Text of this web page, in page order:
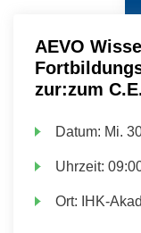
AEVO
zur:zum
Datum: Mi.
Uhrzeit:
Ort: IHK-